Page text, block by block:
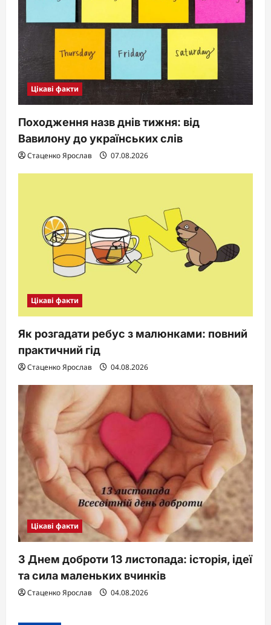
Цікаві факти
Походження назв днів тижня: від
Вавилону до українських слів
Стаценко Ярослав 07.08.2026
Цікаві факти
Як розгадати ребус з малюнками: повний
практичний гід
Стаценко Ярослав 04.08.2026
Цікаві факти
З Днем доброти 13 листопада: історія, ідеї
та сила маленьких вчинків
Стаценко Ярослав 04.08.2026